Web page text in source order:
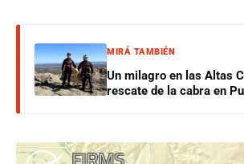
MIRÁ TAMBIÉN
Un milagro en las Altas
rescate de la cabra en